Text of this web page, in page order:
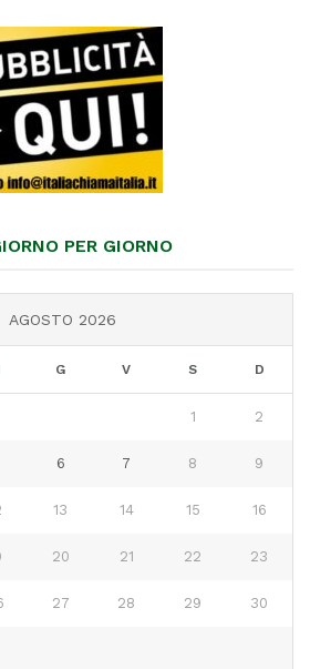
PER GIORNO
AGOSTO 2026
G V S D
1 2
6 7 8 9
13 14 15 16
20 21 22 23
27 28 29 30